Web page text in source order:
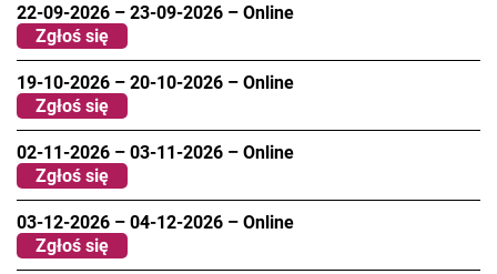
22-09-2026 – 23-09-2026 – Online
Zgłoś się
19-10-2026 – 20-10-2026 – Online
Zgłoś się
02-11-2026 – 03-11-2026 – Online
Zgłoś się
03-12-2026 – 04-12-2026 – Online
Zgłoś się